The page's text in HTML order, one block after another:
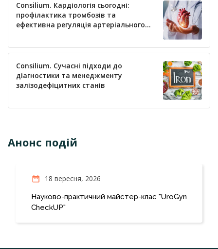
Consilium. Кардіологія сьогодні:
профілактика тромбозів та
ефективна регуляція артеріального
Consilium. Сучасні підходи до
діагностики та менеджменту
залізодефіцитних станів
Анонс подій
18 вересня, 2026
Науково-практичний майстер-клас "UroGyn
CheckUP"